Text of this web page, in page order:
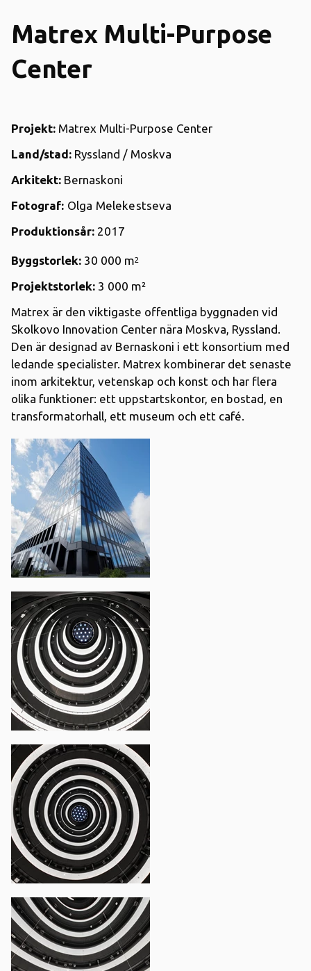
Matrex Multi-Purpose
Center
Projekt: Matrex Multi-Purpose Center
Land/stad: Ryssland / Moskva
Arkitekt: Bernaskoni
Fotograf: Olga Melekestseva
Produktionsår: 2017
Byggstorlek: 30 000 m2
Projektstorlek: 3 000 m²
Matrex är den viktigaste offentliga byggnaden vid
Skolkovo Innovation Center nära Moskva, Ryssland.
Den är designad av Bernaskoni i ett konsortium med
ledande specialister. Matrex kombinerar det senaste
inom arkitektur, vetenskap och konst och har flera
olika funktioner: ett uppstartskontor, en bostad, en
transformatorhall, ett museum och ett café.